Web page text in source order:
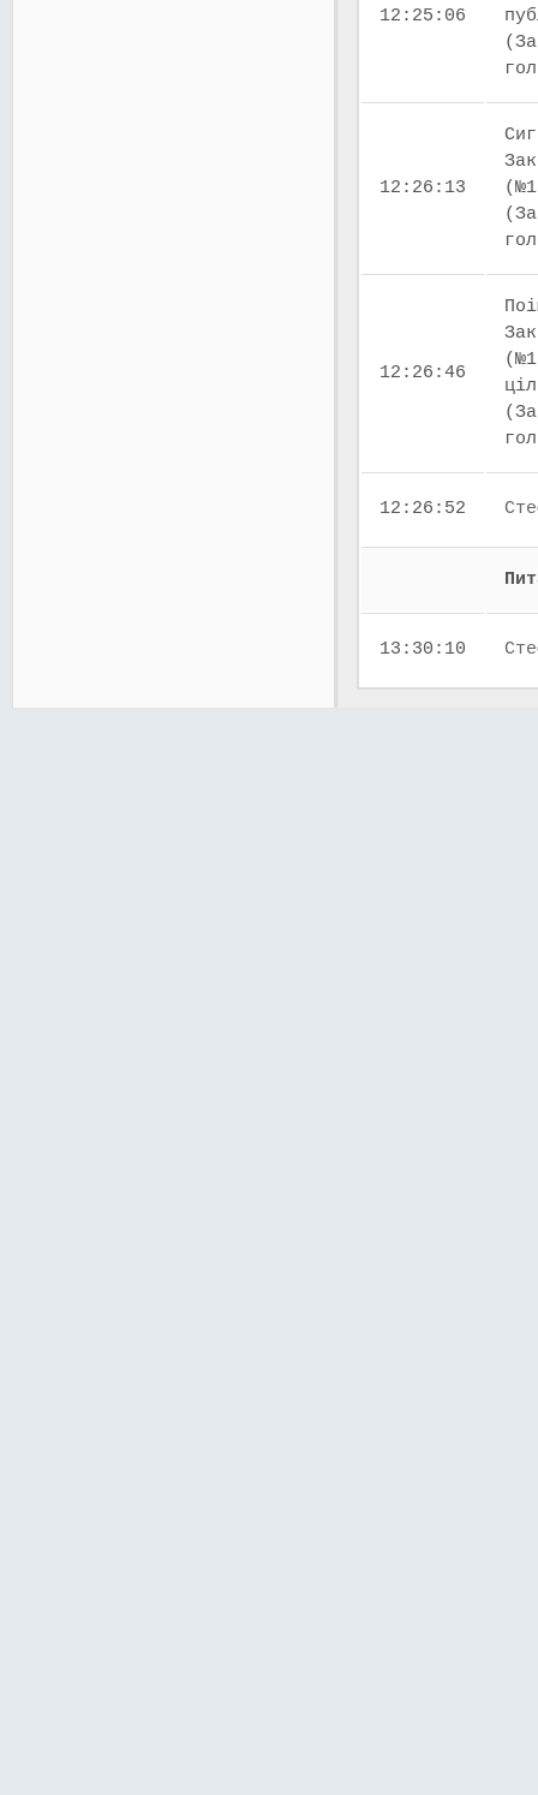
12:25:06
12:26:13
12:26:46
12:26:52
13:30:10